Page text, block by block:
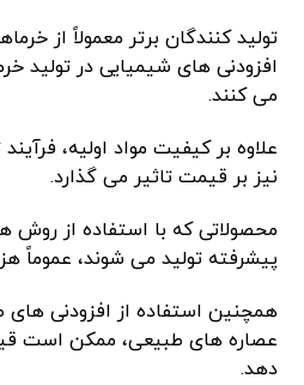
تولید کنندگان برتر معمولاً از
افزودنی های شیمیایی در تولید
می کنند.
علاوه بر کیفیت مواد اولیه،
نیز بر قیمت تاثیر می گذارد.
محصولاتی که با استفاده از روش
پیشرفته تولید می شوند، عموماً
همچنین استفاده از افزودنی های
عصاره های طبیعی، ممکن است
دهد.